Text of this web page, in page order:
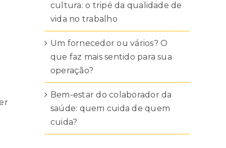
cultura: o tripé da qualidade de
vida no trabalho
Um fornecedor ou vários? O
que faz mais sentido para sua
operação?
Bem-estar do colaborador da
saúde: quem cuida de quem
cuida?